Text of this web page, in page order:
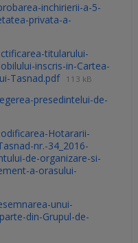
inchirierii-a-5-
privata-a-
titularului-
inscris-in-Cartea-
Tasnad.pdf 113 kB
presedintelui-de-
Hotararii-
nr.-34_2016-
de-organizare-si-
a-orasului-
unui-
din-Grupul-de-